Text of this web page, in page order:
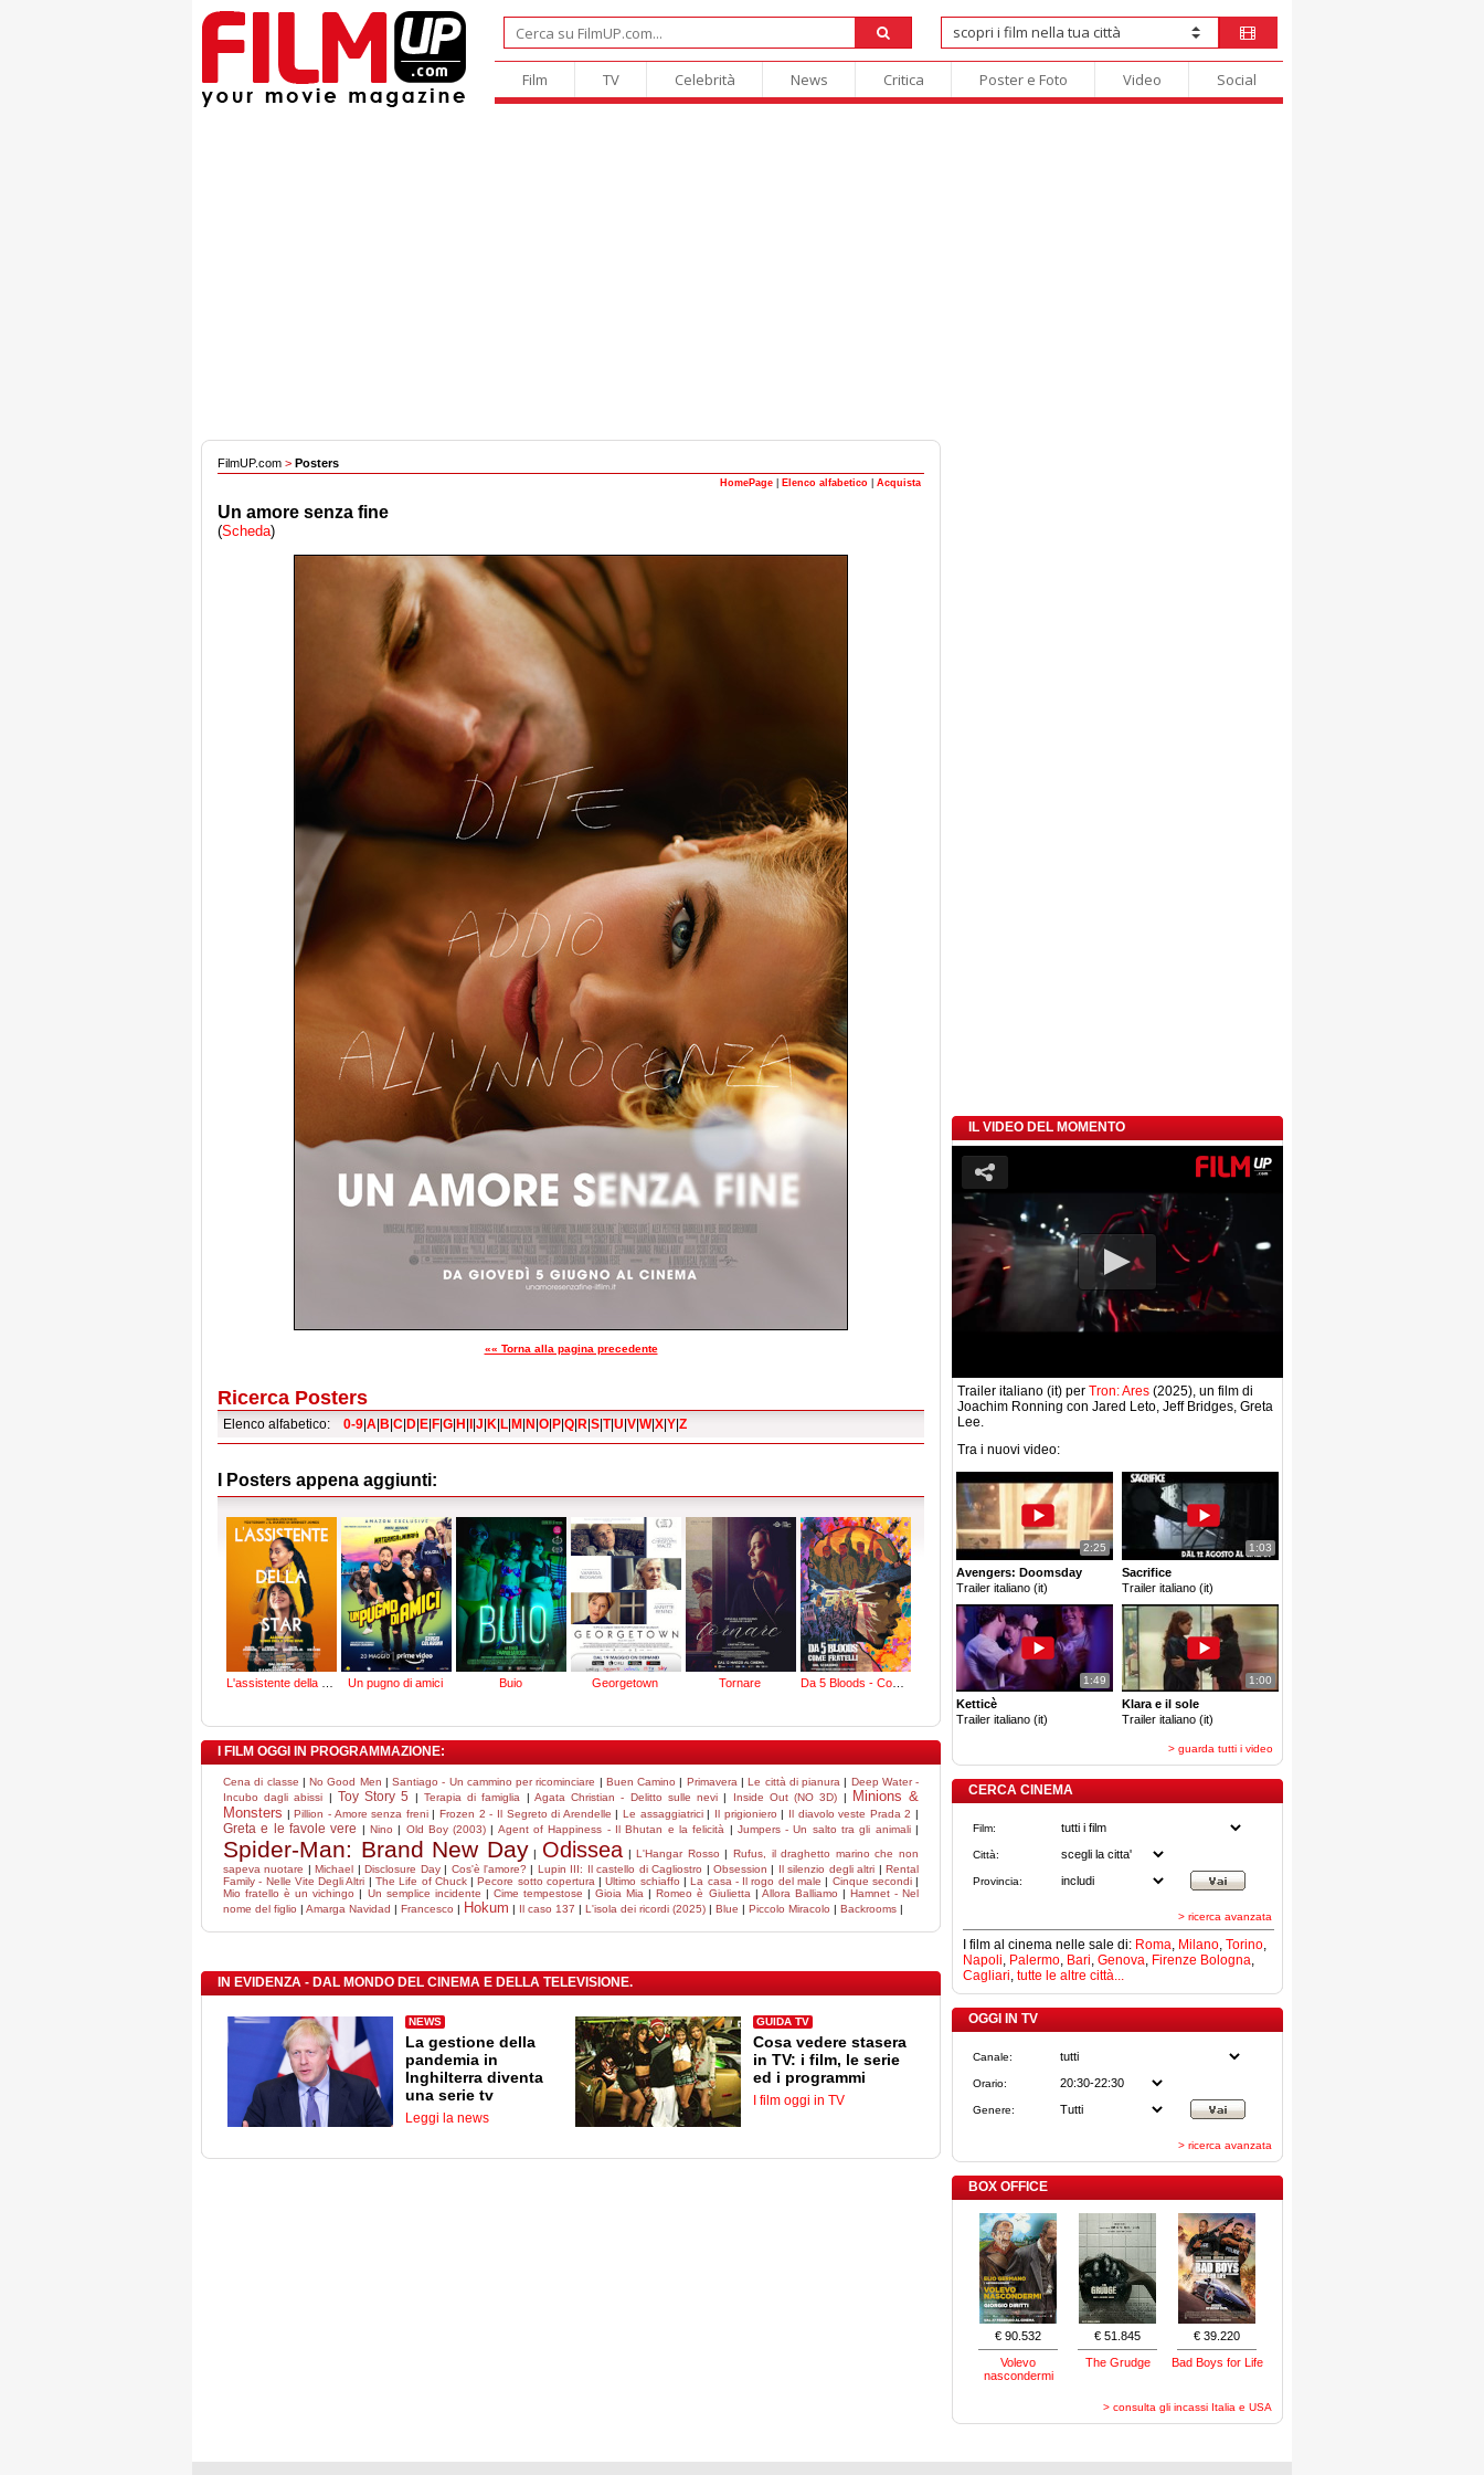
Film TV Celebrità News Critica Poster e Foto Video Social
FilmUP.com > Posters
HomePage Elenco alfabetico Acquista
Un amore senza fine
(Scheda)
«« Torna alla pagina precedente
Ricerca Posters
Elenco alfabetico: 0-9 A B C D E F G H J K L M N O P Q R S T|U V W|X Y Z
I Posters appena aggiunti:
L'assistente della star Un pugno di amici Buio Georgetown Tornare Da 5 Bloods - Come fratelli
I FILM OGGI IN PROGRAMMAZIONE:
Cena di classe |No Good Men |Santiago - Un cammino per ricominciare | Buen Camino | Primavera |Le città di pianura | Deep Water -
Incubo dagli abissi | Toy Story 5 | Terapia di famiglia | Agata Christian - Delitto sulle nevi | Inside Out (NO 3D) |
Minions &
Monsters |Pillion - Amore senza freni|Frozen 2 - Il Segreto di Arendelle |Le assaggiatrici| Il prigioniero | Il diavolo veste Prada 2 |
Greta e le favole vere | Nino | Old Boy (2003) | Agent of Happiness - Il Bhutan e la felicità | Jumpers - Un salto tra gli animali|
Spider-Man: Brand New Day | Odissea |L'Hangar Rosso |Rufus, il draghetto marino che non
sapeva nuotare |Michael |Disclosure Day| Cos'è l'amore? | Lupin III: Il castello di Cagliostro |Obsession | Il silenzio degli altri |Rental
Family - Nelle Vite Degli Altri | The Life of Chuck|Pecore sotto copertura |Ultimo schiaffo |La casa - Il rogo del male | Cinque secondi|
Mio fratello è un vichingo | Un semplice incidente | Cime tempestose |Gioia Mia |Romeo è Giulietta | Allora Balliamo | Hamnet - Nel
nome del figlio | Amarga Navidad | Francesco | Hokum | Il caso 137 | L'isola dei ricordi (2025) | Blue | Piccolo Miracolo | Backrooms |
IN EVIDENZA - DAL MONDO DEL CINEMA E DELLA TELEVISIONE.
NEWS
La gestione della
pandemia in
Inghilterra diventa
una serie tv
Leggi la news
GUIDA TV
Cosa vedere stasera
in TV: i film, le serie
ed i programmi
I film oggi in TV
IL VIDEO DEL MOMENTO
Trailer italiano (it) per Tron: Ares (2025), un film di
Joachim Ronning con Jared Leto, Jeff Bridges, Greta
Lee.
Tra i nuovi video:
2:25
Avengers: Doomsday
Trailer italiano (it)
1:03
Sacrifice
Trailer italiano (it)
1:49
Ketticè
Trailer italiano (it)
1:00
Klara e il sole
Trailer italiano (it)
> guarda tutti i video
CERCA CINEMA
Film:
Città:
Provincia:
> ricerca avanzata
I film al cinema nelle sale di: Roma, Milano, Torino,
Napoli, Palermo, Bari, Genova, Firenze Bologna,
Cagliari, tutte le altre città...
OGGI IN TV
Canale:
Orario:
Genere:
> ricerca avanzata
BOX OFFICE
€ 90.532
Volevo
nascondermi
€ 51.845
The Grudge
€ 39.220
Bad Boys for Life
> consulta gli incassi Italia e USA